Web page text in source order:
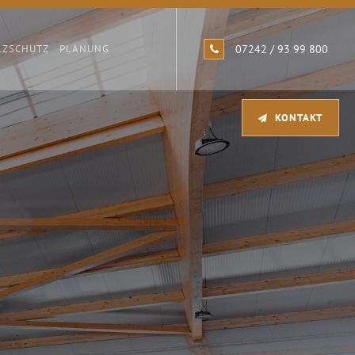
PLANUNG
KONTAKT
07242 / 93 99 800